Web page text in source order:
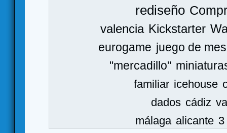
rediseño
valencia Kickstarter
eurogame juego de
"mercadillo"
familiar icehouse
dados cádiz
málaga alicante